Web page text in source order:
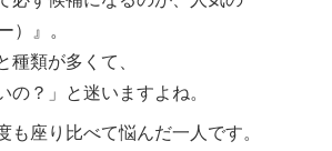
）』。
種類が多くて、
の？」と迷いますよね。
も座り比べて悩んだ一人です。